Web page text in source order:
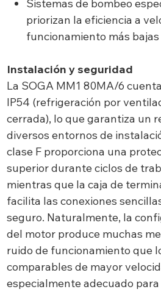
Sistemas de bombeo
priorizan la eficiencia a
funcionamiento más bajas
Instalación y seguridad
La SOGA MM1 80MA/6
IP54 (refrigeración por
cerrada), lo que garantiza un
diversos entornos de
clase F proporciona una
superior durante ciclos de
mientras que la caja de
facilita las conexiones
seguro. Naturalmente, la
del motor produce muchas
ruido de funcionamiento que
comparables de mayor
especialmente adecuado